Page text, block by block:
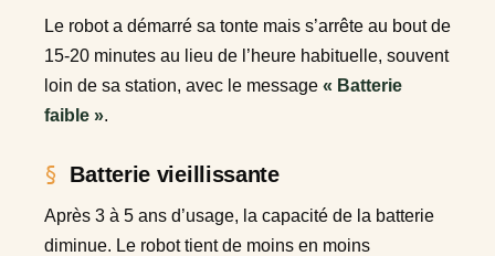
Le robot a démarré sa tonte mais s’arrête au bout de
15-20 minutes au lieu de l’heure habituelle, souvent
loin de sa station, avec le message « Batterie
faible ».
Batterie vieillissante
Après 3 à 5 ans d’usage, la capacité de la batterie
diminue. Le robot tient de moins en moins